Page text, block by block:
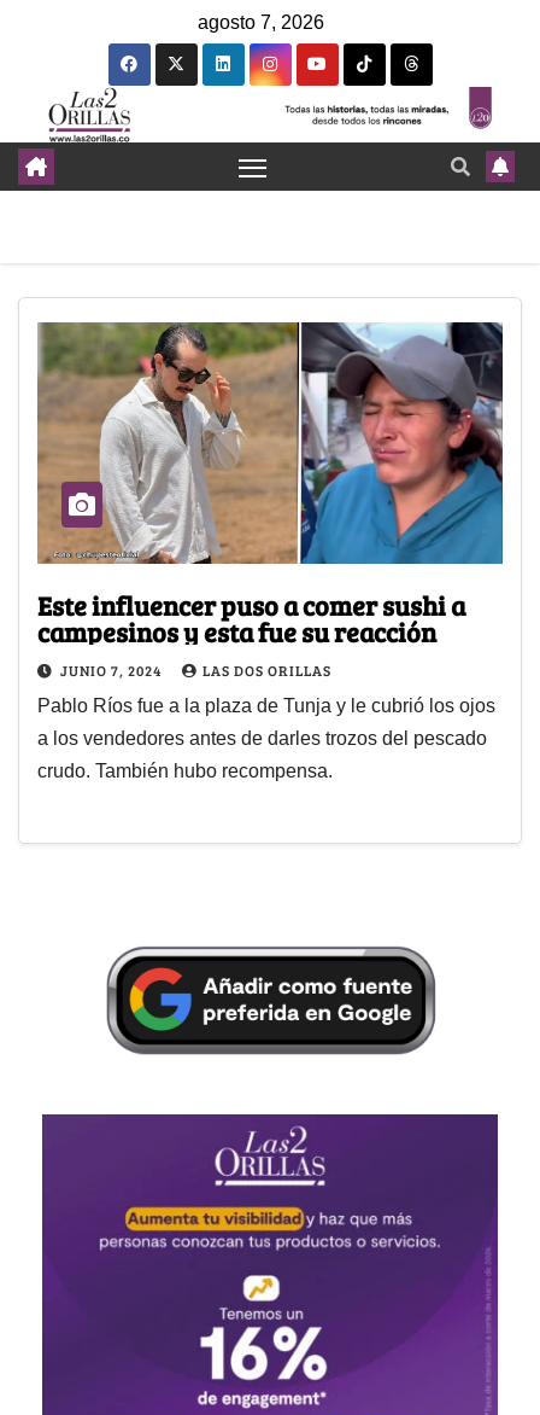
agosto 7, 2026
Este influencer puso a comer sushi a
campesinos y esta fue su reacción
JUNIO 7, 2024 LAS DOS ORILLAS
Pablo Ríos fue a la plaza de Tunja y le cubrió los ojos
a los vendedores antes de darles trozos del pescado
crudo. También hubo recompensa.